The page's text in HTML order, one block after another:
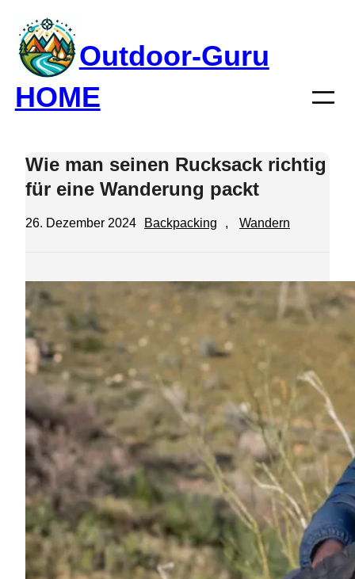
Inhalt
springen
Outdoor-Guru
HOME
Wie man seinen Rucksack richtig
für eine Wanderung packt
26. Dezember 2024 Backpacking , Wandern